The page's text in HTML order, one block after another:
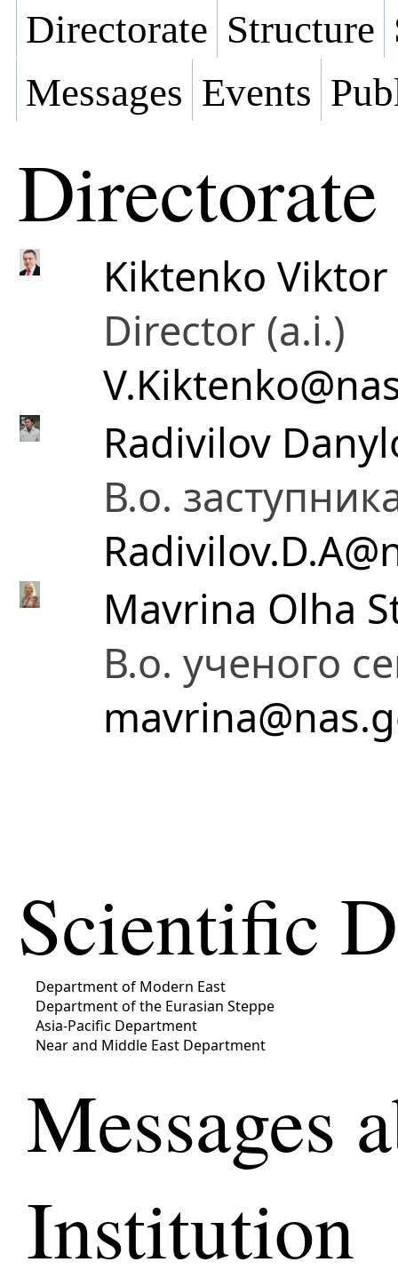
Directorate Structure
Messages Events
Directorate
Kiktenko
Director (a.i.)
Radivilov
В.о.
Mavrina Olha
В.о. ученого
Scientific
Department of Modern East
Department of the Eurasian Steppe
Asia-Pacific Department
Near and Middle East Department
Messages
Institution